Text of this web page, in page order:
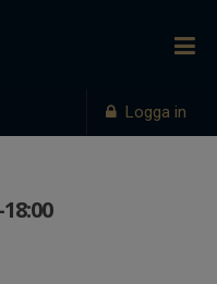
Logga in